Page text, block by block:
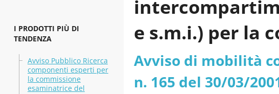
I PRODOTTI PIÙ DI
TENDENZA
Avviso Pubblico Ricerca
componenti esperti per
la commissione
esaminatrice del
e s.m.i.) per la
- Lombardia -
Avviso di mobilità
n. 165 del 30/03/